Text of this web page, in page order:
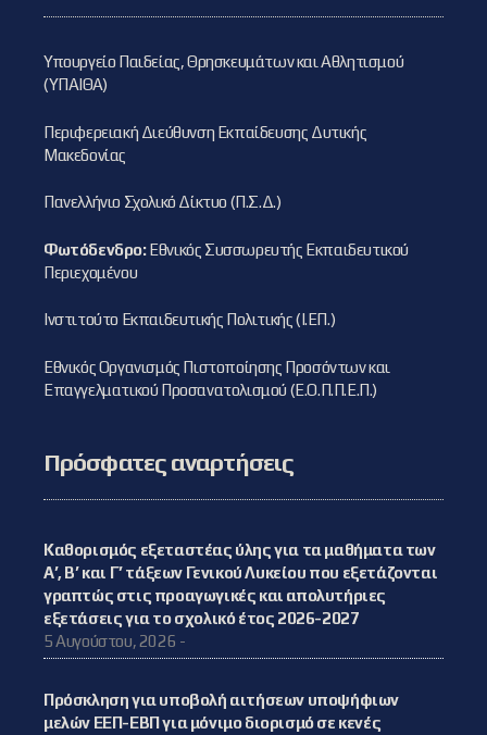
Υπουργείο Παιδείας, Θρησκευμάτων και Αθλητισμού
(ΥΠΑΙΘΑ)
Περιφερειακή Διεύθυνση Εκπαίδευσης Δυτικής
Μακεδονίας
Πανελλήνιο Σχολικό Δίκτυο (Π.Σ.Δ.)
Φωτόδενδρο:Εθνικός Συσσωρευτής Εκπαιδευτικού
Περιεχομένου
Ινστιτούτο Εκπαιδευτικής Πολιτικής (Ι.ΕΠ.)
Εθνικός Οργανισμός Πιστοποίησης Προσόντων και
Επαγγελματικού Προσανατολισμού (Ε.Ο.Π.Π.Ε.Π.)
Πρόσφατες αναρτήσεις
Καθορισμός εξεταστέας ύλης για τα μαθήματα των
Α’, Β’ και Γ’ τάξεων Γενικού Λυκείου που εξετάζονται
γραπτώς στις προαγωγικές και απολυτήριες
εξετάσεις για το σχολικό έτος 2026-2027
5 Αυγούστου, 2026 -
Πρόσκληση για υποβολή αιτήσεων υποψήφιων
μελών ΕΕΠ-ΕΒΠ για μόνιμο διορισμό σε κενές